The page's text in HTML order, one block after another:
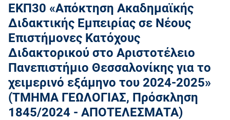
ΕΚΠ30 «Απόκτηση Ακαδημαϊκής
Διδακτικής Εμπειρίας σε Νέους
Επιστήμονες Κατόχους
Διδακτορικού στο Αριστοτέλειο
Πανεπιστήμιο Θεσσαλονίκης για τo
χειμερινό εξάμηνο του 2024-2025»
(ΤΜΗΜΑ ΓΕΩΛΟΓΙΑΣ, Πρόσκληση
1845/2024 - ΑΠΟΤΕΛΕΣΜΑΤΑ)